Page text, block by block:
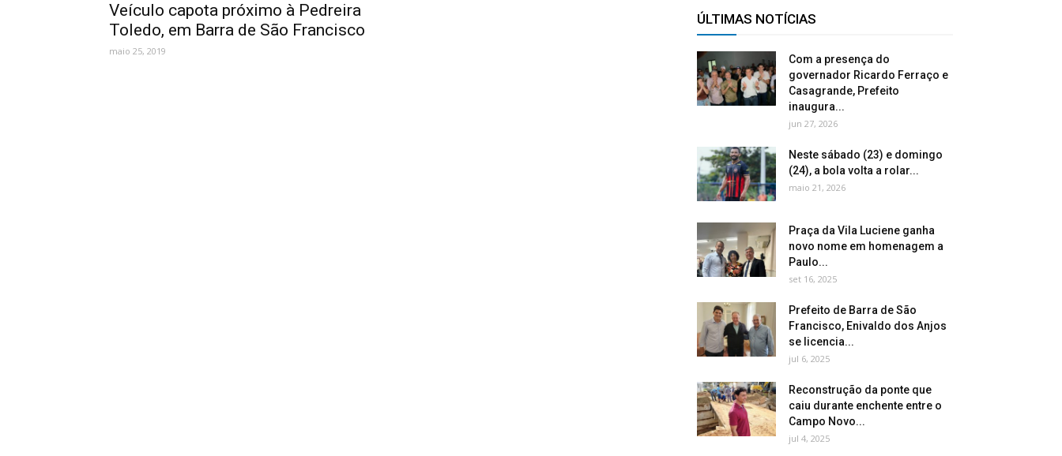
Veículo capota próximo à Pedreira
Toledo, em Barra de São Francisco
maio 25, 2019
ÚLTIMAS NOTÍCIAS
Com a presença do
governador Ricardo Ferraço e
Casagrande, Prefeito
inaugura...
jun 27, 2026
Neste sábado (23) e domingo
(24), a bola volta a rolar...
maio 21, 2026
Praça da Vila Luciene ganha
novo nome em homenagem a
Paulo...
set 16, 2025
Prefeito de Barra de São
Francisco, Enivaldo dos Anjos
se licencia...
jul 6, 2025
Reconstrução da ponte que
caiu durante enchente entre o
Campo Novo...
jul 4, 2025